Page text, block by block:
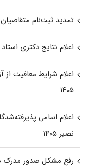
تمدید ثبت‌نام متقاضیان
اعلام نتایج دکتری
اعلام شرایط معافیت
۱۴۰۵
اعلام اسامی
نصیر ۱۴۰۵
رفع مشکل صدور مدرک